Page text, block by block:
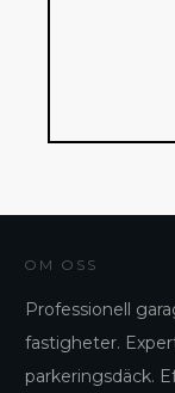
OM OSS
Professionell
fastigheter.
parkeringsdäck.